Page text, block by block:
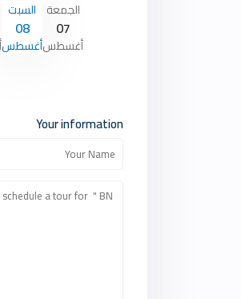
الجمعة
07
أغسطس
السبت
08
أغسطس
Your information